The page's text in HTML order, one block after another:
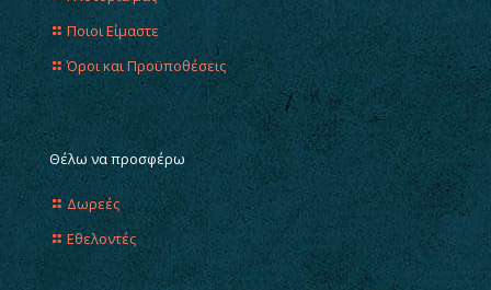
Ποιοι Είμαστε
Όροι και Προϋποθέσεις
Θέλω να προσφέρω
Δωρεές
Εθελοντές